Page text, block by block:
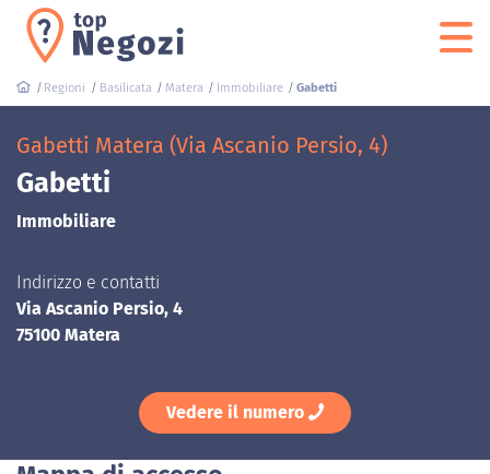
Regioni Basilicata Matera Immobiliare Gabetti
Gabetti Matera (Via Ascanio Persio, 4)
Gabetti
Immobiliare
Indirizzo e contatti
Via Ascanio Persio, 4
75100 Matera
Vedere il numero